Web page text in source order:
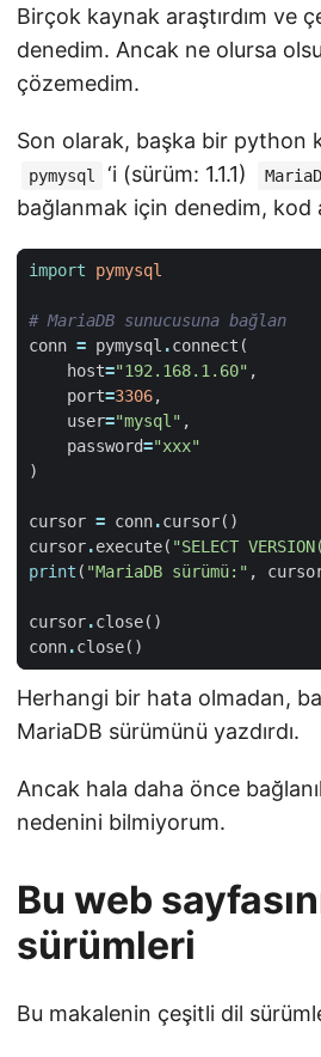
Birçok kaynak araştırdım ve
denedim. Ancak ne olursa
çözemedim.
Son olarak, başka bir python
pymysql ‘i (sürüm: 1.1.1)
bağlanmak için denedim, kod
import pymysql
# MariaDB sunucusuna bağlan
conn = pymysql .connect (
host="192.168.1.60" ,
port=3306,
user="mysql" ,
password="xxx"
)
cursor = conn.cursor()
cursor.execute( "SELECT
print ( "MariaDB sürümü:" ,
cursor.close()
conn.close()
Herhangi bir hata olmadan,
MariaDB sürümünü yazdırdı.
Ancak hala daha önce
nedenini bilmiyorum.
Bu web
sürümleri
Bu makalenin çeşitli dil